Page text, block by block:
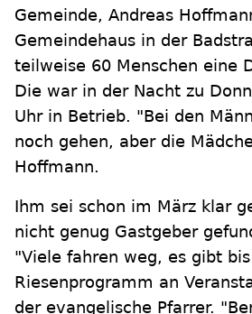
Gemeinde, Andreas
Gemeindehaus in der
teilweise 60 Menschen eine
Die war in der Nacht zu
Uhr in Betrieb. "Bei den
noch gehen, aber die
Hoffmann.
Ihm sei schon im März klar
nicht genug Gastgeber
"Viele fahren weg, es gibt
Riesenprogramm an
der evangelische Pfarrer.